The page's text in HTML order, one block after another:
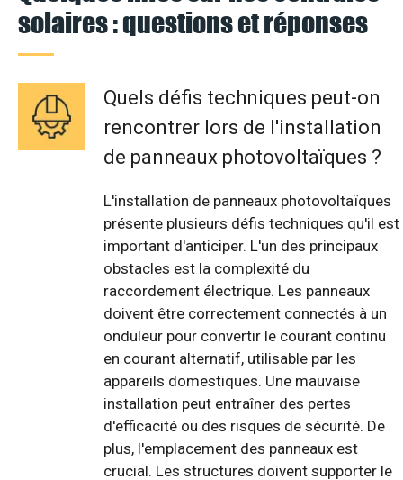
solaires : questions et réponses
Quels défis techniques peut-on
rencontrer lors de l'installation
de panneaux photovoltaïques ?
L'installation de panneaux photovoltaïques
présente plusieurs défis techniques qu'il est
important d'anticiper. L'un des principaux
obstacles est la complexité du
raccordement électrique. Les panneaux
doivent être correctement connectés à un
onduleur pour convertir le courant continu
en courant alternatif, utilisable par les
appareils domestiques. Une mauvaise
installation peut entraîner des pertes
d'efficacité ou des risques de sécurité. De
plus, l'emplacement des panneaux est
crucial. Les structures doivent supporter le